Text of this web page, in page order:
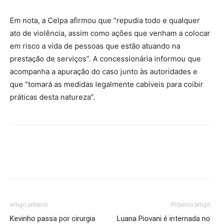
Em nota, a Celpa afirmou que “repudia todo e qualquer
ato de violência, assim como ações que venham a colocar
em risco a vida de pessoas que estão atuando na
prestação de serviços”. A concessionária informou que
acompanha a apuração do caso junto às autoridades e
que “tomará as medidas legalmente cabíveis para coibir
práticas desta natureza”.
Artigo anterior
Kevinho passa por cirurgia
Próximo artigo
Luana Piovani é internada no